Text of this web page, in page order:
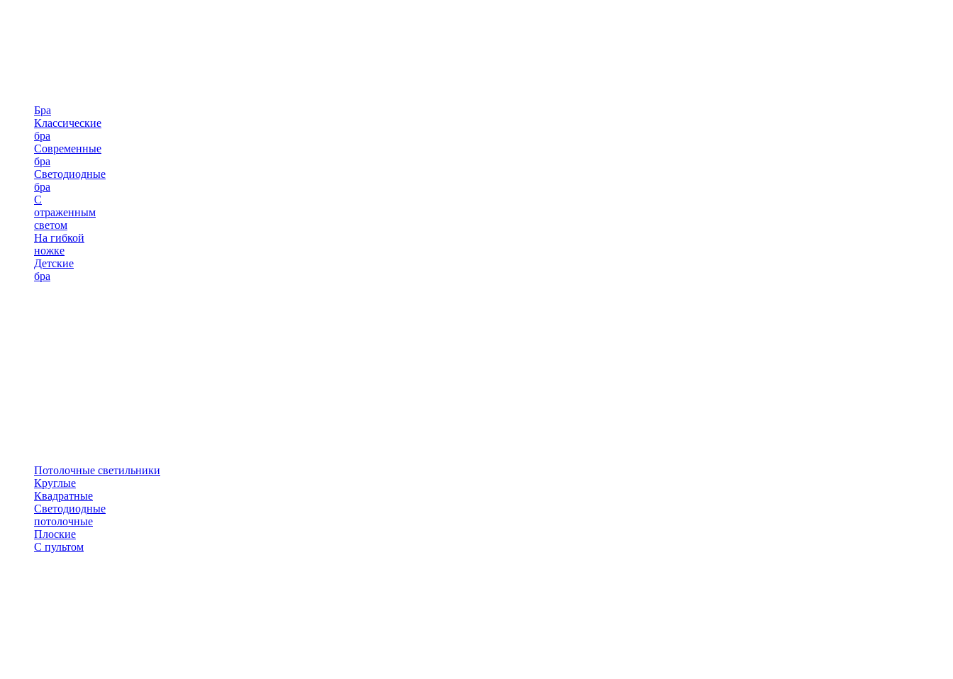
Бра
Классические
бра
Современные
бра
Светодиодные
бра
С
отраженным
светом
На гибкой
ножке
Детские
бра
Потолочные светильники
Круглые
Квадратные
Светодиодные
потолочные
Плоские
С пультом